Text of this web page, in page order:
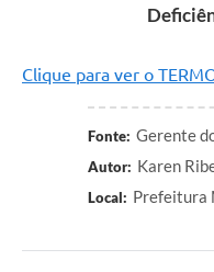
Transparência
Clique para ver o
Fonte: Gerente
Autor: Karen
Local: Prefeitura